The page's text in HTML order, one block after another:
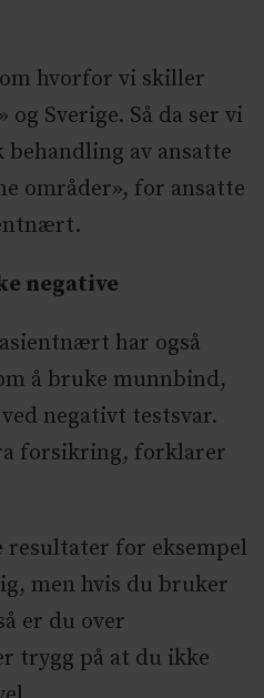
hvorfor vi skiller
Sverige. Så da ser vi
behandling av ansatte
områder», for ansatte
negative
har også
å bruke munnbind,
negativt testsvar.
forsikring, forklarer
resultater for eksempel
men hvis du bruker
er du over
trygg på at du ikke